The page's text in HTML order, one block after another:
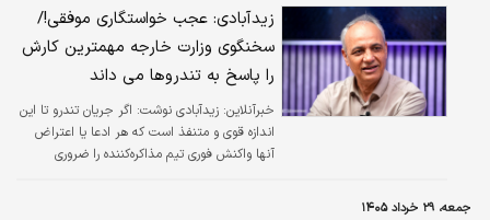
زیدآبادی: عجب خواستگاری موفقی!/
سخنگوی وزارت خارجه مهمترین کارش
را پاسخ به تندروها می داند
خبرآنلاین: زیدآبادی نوشت: اگر جریان تندرو تا این
اندازه قوی و متنفذ است که هر ادعا یا اعتراض
آنها واکنش فوری تیم مذاکره‌کننده را ضروری
جمعه، ۲۹ خرداد ۱۴۰۵